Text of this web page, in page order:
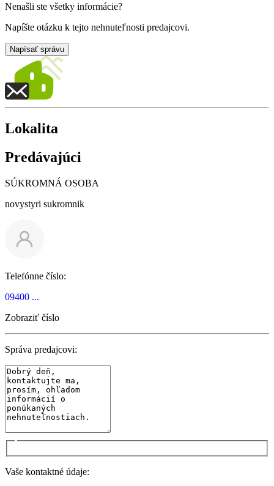
Nenašli ste všetky informácie?
Napíšte otázku k tejto nehnuteľnosti predajcovi.
Napísať správu
Lokalita
Predávajúci
SÚKROMNÁ OSOBA
novystyri sukromnik
Telefónne číslo:
09400 ...
Zobraziť číslo
Správa predajcovi:
Vaše kontaktné údaje: